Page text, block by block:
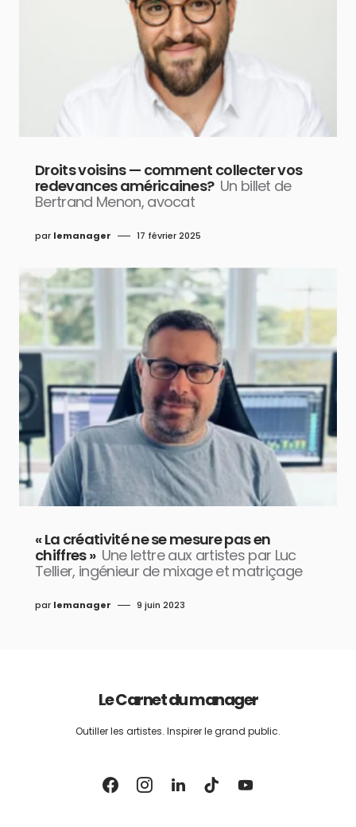
Droits voisins — comment collecter vos
redevances américaines? Un billet de
Bertrand Menon, avocat
par lemanager 17 février 2025
« La créativité ne se mesure pas en
chiffres » Une lettre aux artistes par Luc
Tellier, ingénieur de mixage et matriçage
par lemanager 9 juin 2023
Le Carnet du manager
Outiller les artistes. Inspirer le grand public.